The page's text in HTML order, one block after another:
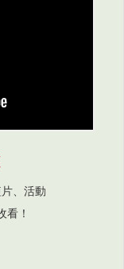
、活動
看！